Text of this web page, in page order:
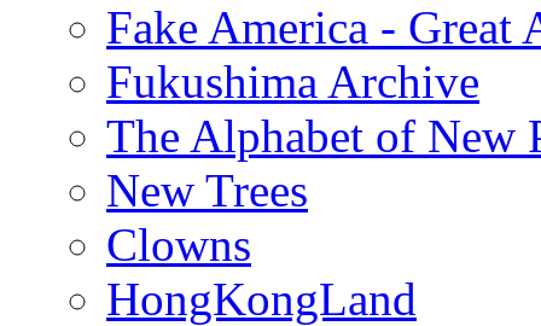
Fake America - Great
Fukushima Archive
The Alphabet of New
New Trees
Clowns
HongKongLand